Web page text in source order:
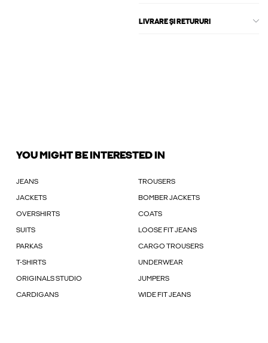
LIVRARE ȘI RETURURI
YOU MIGHT BE INTERESTED IN
JEANS TROUSERS
JACKETS BOMBER JACKETS
OVERSHIRTS COATS
SUITS LOOSE FIT JEANS
PARKAS CARGO TROUSERS
T-SHIRTS UNDERWEAR
ORIGINALS STUDIO JUMPERS
CARDIGANS WIDE FIT JEANS